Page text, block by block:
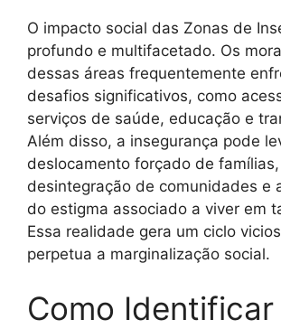
O impacto social das Zonas de
profundo e multifacetado. Os
dessas áreas frequentemente
desafios significativos, como
serviços de saúde, educação e
Além disso, a insegurança pode
deslocamento forçado de
desintegração de comunidades e
do estigma associado a viver em
Essa realidade gera um ciclo
perpetua a marginalização social.
Como Identificar